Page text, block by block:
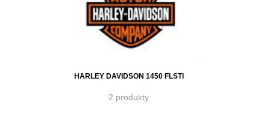
HARLEY DAVIDSON 1450 FLSTI
2 produkty